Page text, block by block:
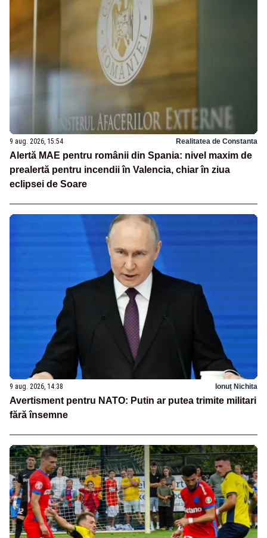
9 aug. 2026, 15:54 Realitatea de Constanta
Alertă MAE pentru românii din Spania: nivel maxim de
prealertă pentru incendii în Valencia, chiar în ziua
eclipsei de Soare
9 aug. 2026, 14:38 Ionuț Nichita
Avertisment pentru NATO: Putin ar putea trimite militari
fără însemne